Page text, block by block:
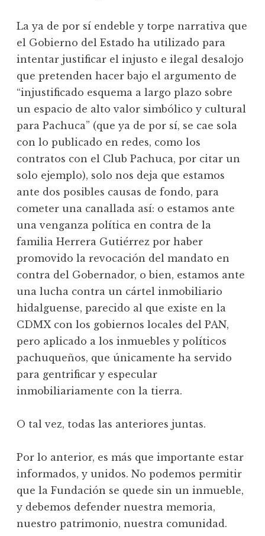
La ya de por sí endeble y torpe narrativa que
el Gobierno del Estado ha utilizado para
intentar justificar el injusto e ilegal desalojo
que pretenden hacer bajo el argumento de
“injustificado esquema a largo plazo sobre
un espacio de alto valor simbólico y cultural
para Pachuca” (que ya de por sí, se cae sola
con lo publicado en redes, como los
contratos con el Club Pachuca, por citar un
solo ejemplo), solo nos deja que estamos
ante dos posibles causas de fondo, para
cometer una canallada así: o estamos ante
una venganza política en contra de la
familia Herrera Gutiérrez por haber
promovido la revocación del mandato en
contra del Gobernador, o bien, estamos ante
una lucha contra un cártel inmobiliario
hidalguense, parecido al que existe en la
CDMX con los gobiernos locales del PAN,
pero aplicado a los inmuebles y políticos
pachuqueños, que únicamente ha servido
para gentrificar y especular
inmobiliariamente con la tierra.
O tal vez, todas las anteriores juntas.
Por lo anterior, es más que importante estar
informados, y unidos. No podemos permitir
que la Fundación se quede sin un inmueble,
y debemos defender nuestra memoria,
nuestro patrimonio, nuestra comunidad.